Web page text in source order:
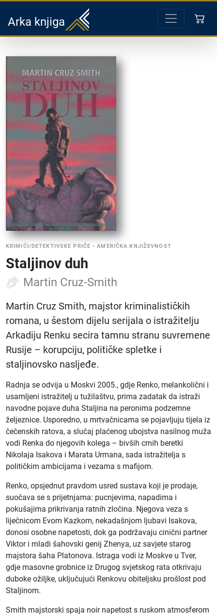
Arka knjiga
KRIMIĆI/DETEKTIVSKE PRIČE •AMERIČKA KNJIŽEVNOST
Staljinov duh
Martin Cruz-Smith
Martin Cruz Smith, majstor kriminalističkih
romana, u šestom dijelu serijala o istražitelju
Arkadiju Renku secira tamnu stranu suvremene
Rusije – korupciju, političke spletke i
staljinovsko nasljeđe.
Radnja se odvija u Moskvi 2005., gdje Renko, melankolični i
usamljeni istražitelj u tužilaštvu, prima zadatak da istraži
navodne pojave duha Staljina na peronima podzemne
željeznice. Usporedno, u mrtvačnicama se pojavljuju tijela iz
čečenskih ratova, a slučaj plaćenog ubojstva nasilnog muža
vodi Renka do njegovih kolega – bivših crnih beretki
Nikolaja Isakova i Marata Urmana, sada istražitelja s
političkim ambicijama i vezama s mafijom.
Renko, opsjednut pravdom usred sustava koji je prodaje,
suočava se s prijetnjama: pucnjevima, napadima i
pokušajima prikrivanja ratnih zločina. Njegova veza s
liječnicom Evom Kazkom, nekadašnjom ljubavi Isakova,
donosi osobne napetosti, dok ga podržavaju cinični partner
Viktor i mladi šahovski genij Zhenya, uz savjete starog
majstora šaha Platonova. Istraga vodi iz Moskve u Tver,
gdje masovne grobnice iz Drugog svjetskog rata otkrivaju
duboke ožiljke, uključujući Renkovu obiteljsku prošlost pod
Staljinom.
Smith majstorski spaja noir napetost s ruskom atmosferom